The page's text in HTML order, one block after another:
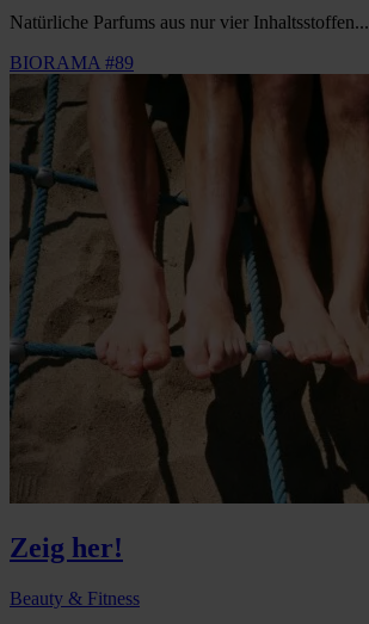
Natürliche Parfums aus nur vier Inhaltsstoffen...
BIORAMA #89
Zeig her!
Beauty & Fitness